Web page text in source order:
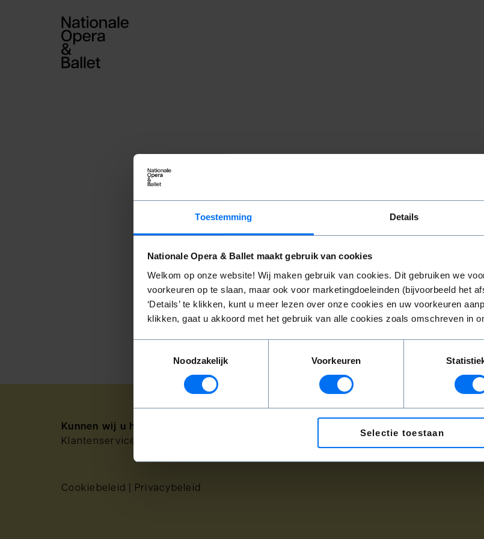
Toestemming Details
Nationale Opera & Ballet maakt gebruik van cookies
Welkom op onze website! Wij maken gebruik van cookies. Dit gebruiken we
voorkeuren op te slaan, maar ook voor marketingdoeleinden (bijvoorbeeld het
‘Details’ te klikken, kunt u meer lezen over onze cookies en uw voorkeuren
klikken, gaat u akkoord met het gebruik van alle cookies zoals omschreven in
Noodzakelijk
Voorkeuren
Selectie toestaan
Wat is uw e-mailadres?
E-mailadres
Ga verder →
Kunnen wij u helpen?
Klantenservice:
Cookiebeleid Privacybeleid